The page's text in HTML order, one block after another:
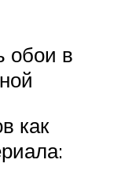
обои в
как